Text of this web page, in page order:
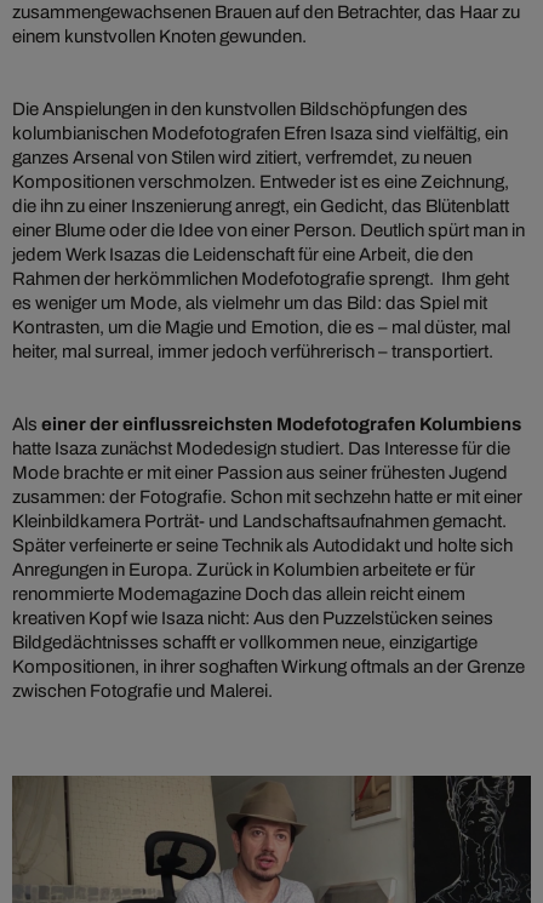
zusammengewachsenen Brauen auf den Betrachter, das Haar zu
einem kunstvollen Knoten gewunden.
Die Anspielungen in den kunstvollen Bildschöpfungen des
kolumbianischen Modefotografen Efren Isaza sind vielfältig, ein
ganzes Arsenal von Stilen wird zitiert, verfremdet, zu neuen
Kompositionen verschmolzen. Entweder ist es eine Zeichnung,
die ihn zu einer Inszenierung anregt, ein Gedicht, das Blütenblatt
einer Blume oder die Idee von einer Person. Deutlich spürt man in
jedem Werk Isazas die Leidenschaft für eine Arbeit, die den
Rahmen der herkömmlichen Modefotografie sprengt. Ihm geht
es weniger um Mode, als vielmehr um das Bild: das Spiel mit
Kontrasten, um die Magie und Emotion, die es – mal düster, mal
heiter, mal surreal, immer jedoch verführerisch – transportiert.
Als einer der einflussreichsten Modefotografen Kolumbiens
hatte Isaza zunächst Modedesign studiert. Das Interesse für die
Mode brachte er mit einer Passion aus seiner frühesten Jugend
zusammen: der Fotografie. Schon mit sechzehn hatte er mit einer
Kleinbildkamera Porträt- und Landschaftsaufnahmen gemacht.
Später verfeinerte er seine Technik als Autodidakt und holte sich
Anregungen in Europa. Zurück in Kolumbien arbeitete er für
renommierte Modemagazine Doch das allein reicht einem
kreativen Kopf wie Isaza nicht: Aus den Puzzelstücken seines
Bildgedächtnisses schafft er vollkommen neue, einzigartige
Kompositionen, in ihrer soghaften Wirkung oftmals an der Grenze
zwischen Fotografie und Malerei.